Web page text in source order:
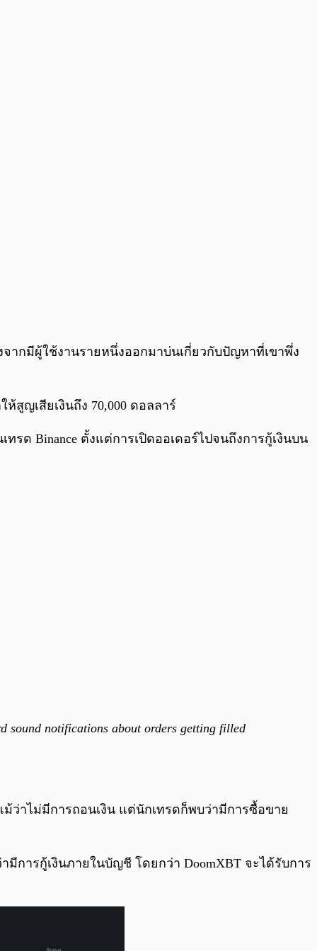
0:00 0:00
ากมีผู้ใช้งานรายหนึ่งออกมาบ่นเกี่ยวกับปัญหาที่เขาพึ่ง
สูญเสียเงินถึง 70,000 ดอลลาร์
รด Binance ตั้งแต่การเปิดออเดอร์ไปจนถึงการกู้เงินบน
sound notifications about orders getting filled
ว่าไม่มีการถอนเงิน แต่นักเทรดก็พบว่ามีการซื้อขาย
มีการกู้เงินภายในบัญชี โดยกว่า DoomXBT จะได้รับการ